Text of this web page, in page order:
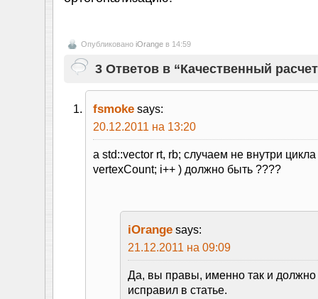
Опубликовано iOrangeв 14:59
3 Ответов в “Качественный
fsmoke says:
20.12.2011 на 13:20
а std::vector rt, rb; случаем не внутри
vertexCount; i++ ) должно быть ????
iOrange says:
21.12.2011 на 09:09
Да, вы правы, именно так и
исправил в статье.